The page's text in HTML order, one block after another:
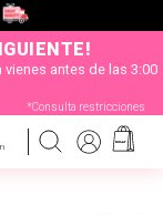
antes de las 3:00
*Consulta restricciones